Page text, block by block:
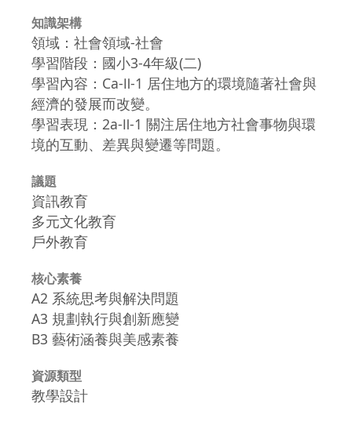
知識架構
領域：社會領域-社會
學習階段：國小3-4年級(二)
學習內容：Ca-Ⅱ-1 居住地方的環境隨著社會與
經濟的發展而改變。
學習表現：2a-Ⅱ-1 關注居住地方社會事物與環
境的互動、差異與變遷等問題。
議題
資訊教育
多元文化教育
戶外教育
核心素養
A2 系統思考與解決問題
A3 規劃執行與創新應變
B3 藝術涵養與美感素養
資源類型
教學設計